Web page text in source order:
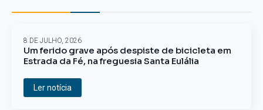
Um ferido grave após despiste de bicicleta em
Estrada da Fé, na freguesia Santa Eulália
8 DE JULHO, 2026
Ler notícia